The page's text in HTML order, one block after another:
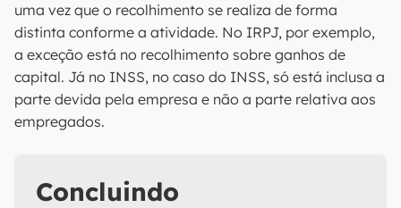
uma vez que o recolhimento se realiza de forma
distinta conforme a atividade. No IRPJ, por exemplo,
a exceção está no recolhimento sobre ganhos de
capital. Já no INSS, no caso do INSS, só está inclusa a
parte devida pela empresa e não a parte relativa aos
empregados.
Concluindo